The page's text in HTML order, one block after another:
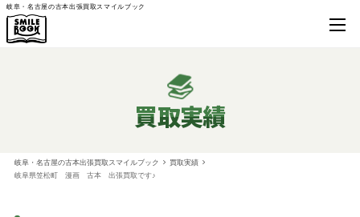
岐阜・名古屋の古本出張買取スマイルブック
買取実績
岐阜・名古屋の古本出張買取スマイルブック
買取実績
岐阜県笠松町 漫画 古本 出張買取です♪